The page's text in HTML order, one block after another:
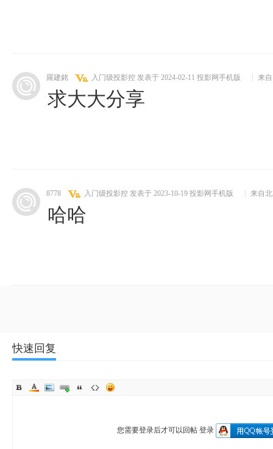
羅建銘 入门级投影控 发表于 2024-02-11 投影网手机版 来
求大大分享
8778 入门级投影控 发表于 2023-10-19 投影网手机版 来自
哈哈
快速回复
您需要登录后才可以回帖 登录